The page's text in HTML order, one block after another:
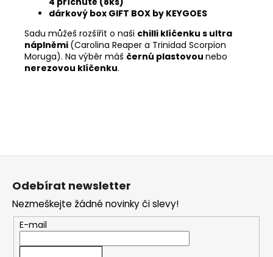
dárkový box GIFT BOX by KEYGOES
Sadu můžeš rozšířit o naši chilli klíčenku s ultra
náplněmi (Carolina Reaper a Trinidad Scorpion
Moruga). Na výběr máš černú plastovou nebo
nerezovou klíčenku.
Z
Odebírat newsletter
Nezmeškejte žádné novinky či slevy!
E-mail